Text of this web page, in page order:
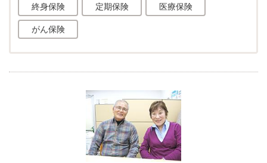
終身保険 定期保険 医療保険
がん保険